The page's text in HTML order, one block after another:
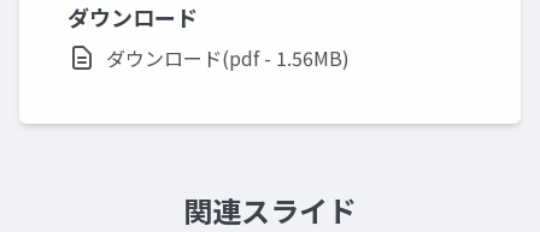
ダウンロード
ダウンロード(pdf - 1.56MB)
関連スライド